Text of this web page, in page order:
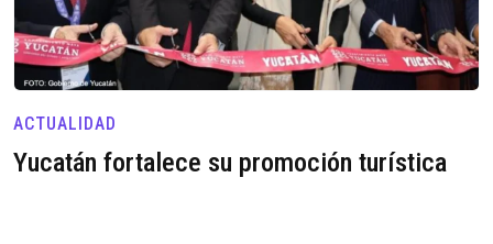
ACTUALIDAD
Yucatán fortalece su promoción turística